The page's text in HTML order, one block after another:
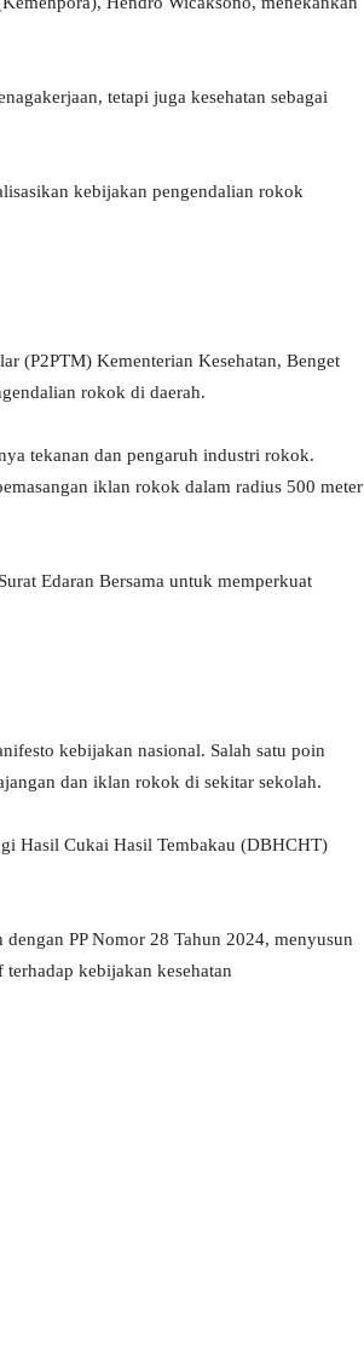
tetapi juga kesehatan sebagai
kebijakan pengendalian rokok
(P2PTM) Kementerian Kesehatan, Benget
rokok di daerah.
tekanan dan pengaruh industri rokok.
iklan rokok dalam radius 500 meter
Edaran Bersama untuk memperkuat
kebijakan nasional. Salah satu poin
dan iklan rokok di sekitar sekolah.
Hasil Cukai Hasil Tembakau (DBHCHT)
PP Nomor 28 Tahun 2024, menyusun
kebijakan kesehatan